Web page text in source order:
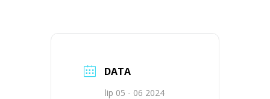
DATA
lip 05 - 06 2024